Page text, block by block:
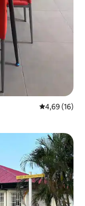
Vidutinis
4,69 (16)